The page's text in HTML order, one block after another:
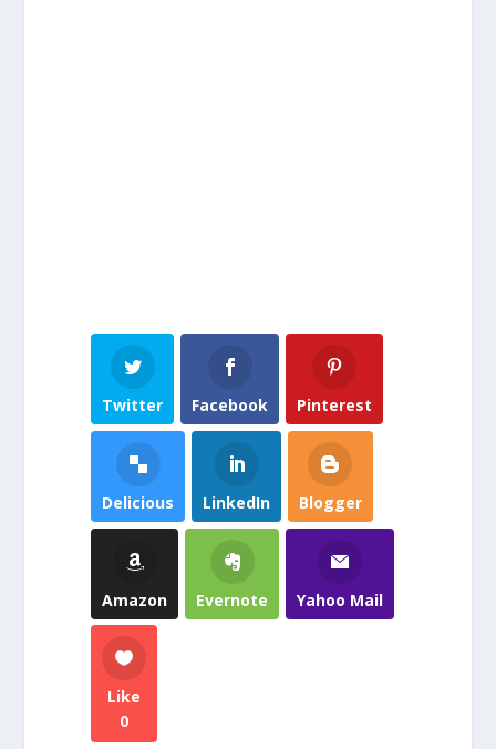
Twitter Facebook Pinterest
Delicious LinkedIn Blogger
Amazon Evernote Yahoo Mail
Like
0